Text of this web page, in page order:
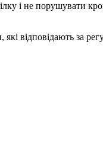
і не порушувати
відповідають за